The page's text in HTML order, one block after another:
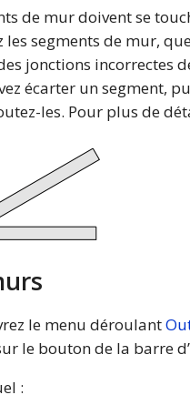
de mur doivent se
segments de mur,
jonctions incorrectes
écarter un segment,
les. Pour plus de
le menu déroulant
le bouton de la barre
: